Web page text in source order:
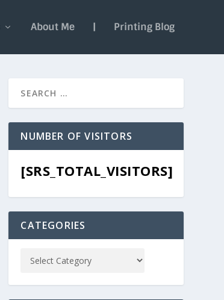
About Me | Printing Blog
NUMBER OF VISITORS
[SRS_TOTAL_VISITORS]
CATEGORIES